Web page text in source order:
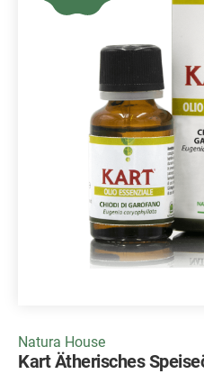
Natura House
Kart Ätherisches